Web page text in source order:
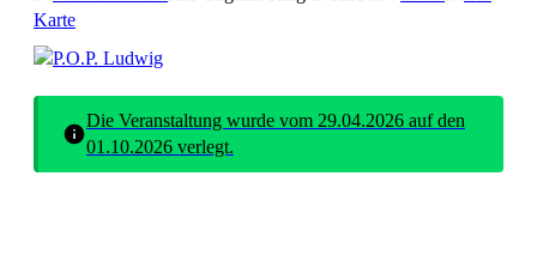
Karte
P.O.P. Ludwig
Die Veranstaltung wurde vom 29.04.2026 auf den
01.10.2026 verlegt.